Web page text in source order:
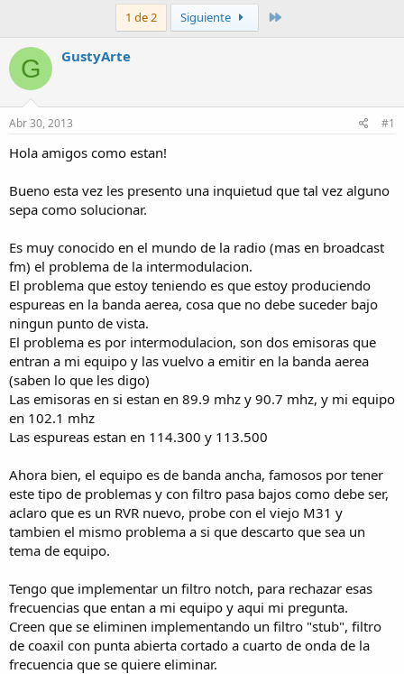
1 de 2 Siguiente
G GustyArte
Abr 30, 2013 #1
Hola amigos como estan!
Bueno esta vez les presento una inquietud que tal vez alguno
sepa como solucionar.
Es muy conocido en el mundo de la radio (mas en broadcast
fm) el problema de la intermodulacion.
El problema que estoy teniendo es que estoy produciendo
espureas en la banda aerea, cosa que no debe suceder bajo
ningun punto de vista.
El problema es por intermodulacion, son dos emisoras que
entran a mi equipo y las vuelvo a emitir en la banda aerea
(saben lo que les digo)
Las emisoras en si estan en 89.9 mhz y 90.7 mhz, y mi equipo
en 102.1 mhz
Las espureas estan en 114.300 y 113.500
Ahora bien, el equipo es de banda ancha, famosos por tener
este tipo de problemas y con filtro pasa bajos como debe ser,
aclaro que es un RVR nuevo, probe con el viejo M31 y
tambien el mismo problema a si que descarto que sea un
tema de equipo.
Tengo que implementar un filtro notch, para rechazar esas
frecuencias que entan a mi equipo y aqui mi pregunta.
Creen que se eliminen implementando un filtro "stub", filtro
de coaxil con punta abierta cortado a cuarto de onda de la
frecuencia que se quiere eliminar.